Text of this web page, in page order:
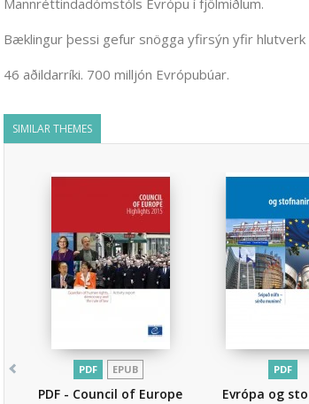
Mannréttindadómstóls Evrópu í fjölmiðlum.
Bæklingur þessi gefur snögga yfirsýn yfir
46 aðildarríki. 700 milljón Evrópubúar.
SIMILAR THEMES
PDF EPUB
PDF - Council of Europe
PDF
Evrópa og